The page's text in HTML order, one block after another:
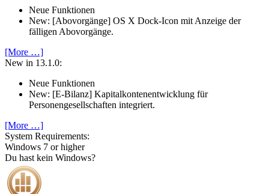
Neue Funktionen
New: [Abovorgänge] OS X Dock-Icon mit Anzeige der
fälligen Abovorgänge.
[More …]
New in 13.1.0:
Neue Funktionen
New: [E-Bilanz] Kapitalkontenentwicklung für
Personengesellschaften integriert.
[More …]
System Require­ments:
Windows 7 or higher
Du hast kein Windows?